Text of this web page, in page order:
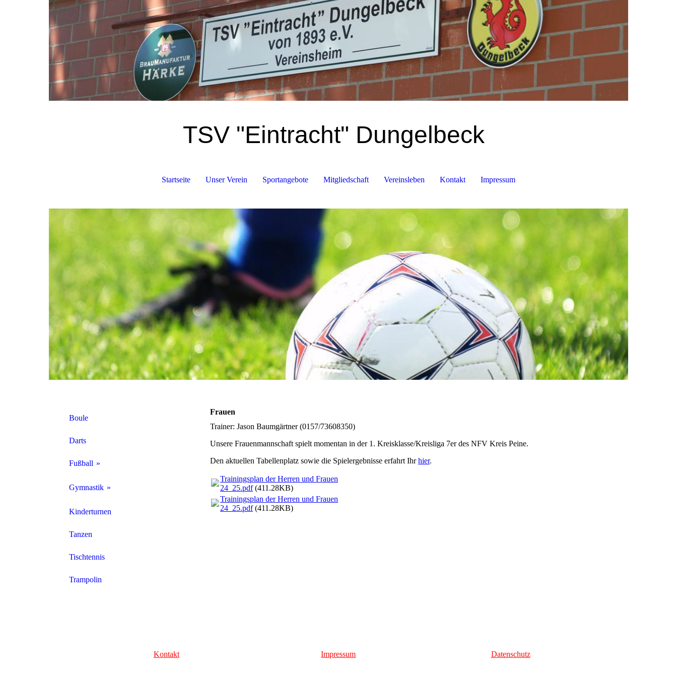
TSV "Eintracht" Dungelbeck
Startseite Unser Verein Sportangebote Mitgliedschaft Vereinsleben Kontakt Impressum
Boule
Darts
Fußball
1. Herren
2. Herren
3. Herren
Alte Herren
Ü40
Gymnastik
Aerobic
Fit for Man
Funktionelle Gymnastik
Ganzheitliche Gymnastik
Kinderturnen
Tanzen
Tischtennis
Trampolin
Frauen
Trainer: Jason Baumgärtner (0157/73608350)
Unsere Frauenmannschaft spielt momentan in der 1. Kreisklasse/Kreisliga 7er des NFV Kreis Peine.
Den aktuellen Tabellenplatz sowie die Spielergebnisse erfahrt Ihrhier.
Trainingsplan der Herren und Frauen
24_25.pdf(411.28KB)
Trainingsplan der Herren und Frauen
24_25.pdf(411.28KB)
Kontakt Impressum Datenschutz